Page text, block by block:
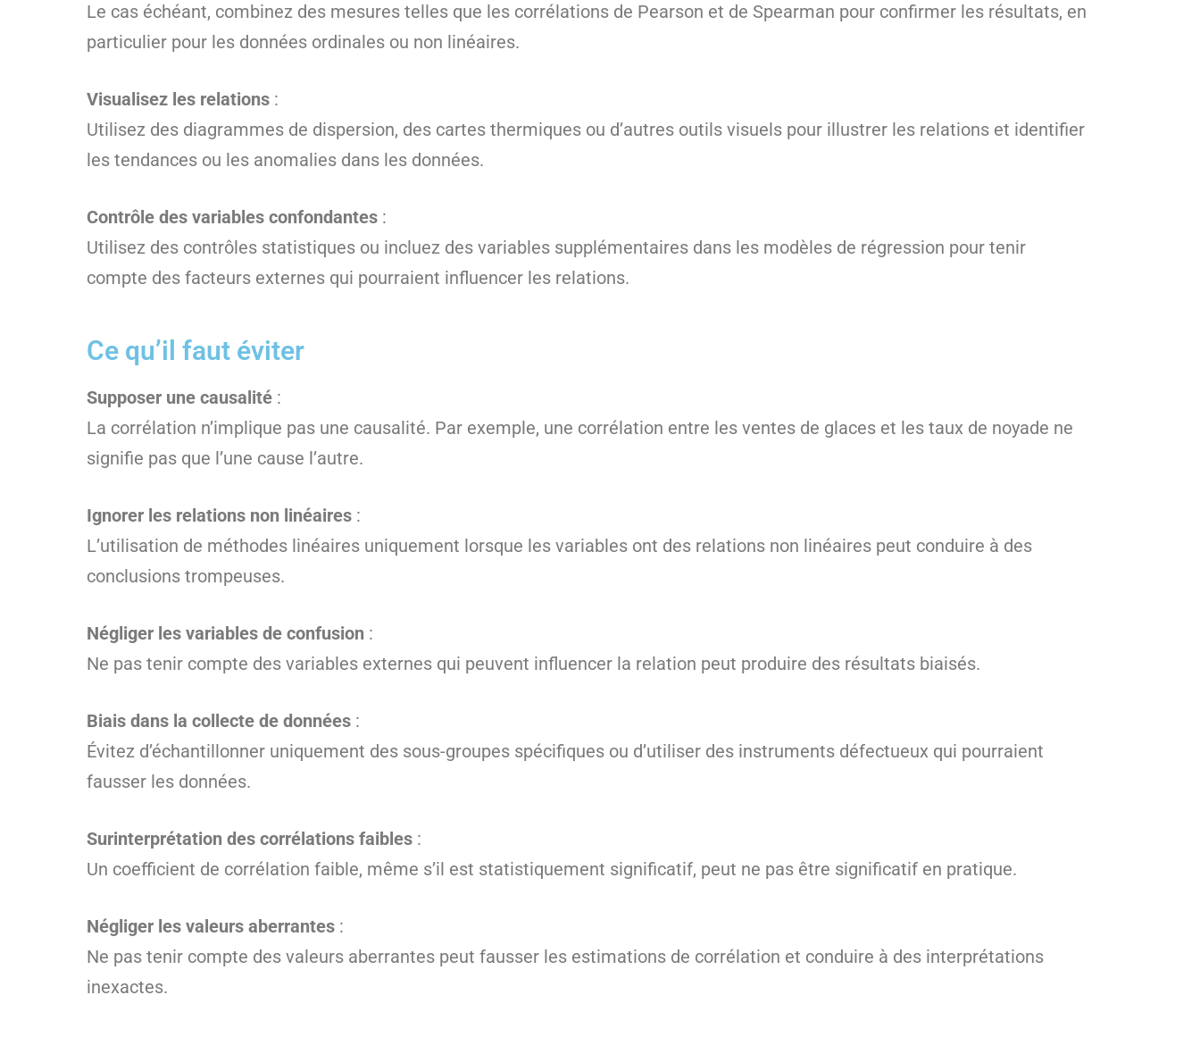
Le cas échéant, combinez des mesures telles que les corrélations de Pearson et de Spearman pour confirmer les résultats, en
particulier pour les données ordinales ou non linéaires.
Visualisez les relations :
Utilisez des diagrammes de dispersion, des cartes thermiques ou d’autres outils visuels pour illustrer les relations et identifier
les tendances ou les anomalies dans les données.
Contrôle des variables confondantes :
Utilisez des contrôles statistiques ou incluez des variables supplémentaires dans les modèles de régression pour tenir
compte des facteurs externes qui pourraient influencer les relations.
Ce qu’il faut éviter
Supposer une causalité :
La corrélation n’implique pas une causalité. Par exemple, une corrélation entre les ventes de glaces et les taux de noyade ne
signifie pas que l’une cause l’autre.
Ignorer les relations non linéaires :
L’utilisation de méthodes linéaires uniquement lorsque les variables ont des relations non linéaires peut conduire à des
conclusions trompeuses.
Négliger les variables de confusion :
Ne pas tenir compte des variables externes qui peuvent influencer la relation peut produire des résultats biaisés.
Biais dans la collecte de données :
Évitez d’échantillonner uniquement des sous-groupes spécifiques ou d’utiliser des instruments défectueux qui pourraient
fausser les données.
Surinterprétation des corrélations faibles :
Un coefficient de corrélation faible, même s’il est statistiquement significatif, peut ne pas être significatif en pratique.
Négliger les valeurs aberrantes :
Ne pas tenir compte des valeurs aberrantes peut fausser les estimations de corrélation et conduire à des interprétations
inexactes.